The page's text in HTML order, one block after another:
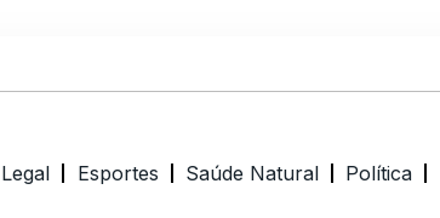
Esportes Saúde Natural Política